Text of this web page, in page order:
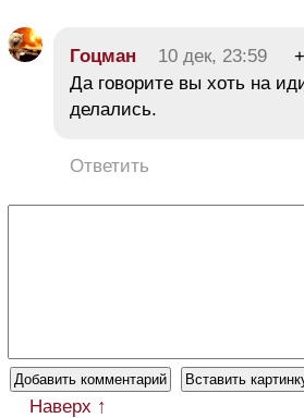
Гоцман 10 дек, 23:59
Да говорите вы хоть на
делались.
Ответить
Наверх ↑